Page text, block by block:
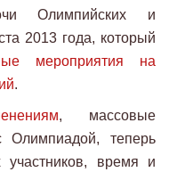
Олимпийских и
2013 года, который
мероприятия на
.
, массовые
Олимпиадой, теперь
время и